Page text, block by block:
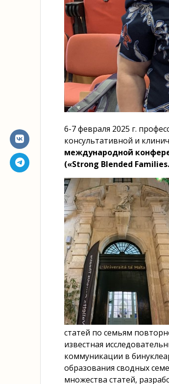
6-7 февраля 2025 г.
консультативной и
международной
(«Strong Blended
статей по семьям
известная
коммуникации в
образования сводных
множества статей,